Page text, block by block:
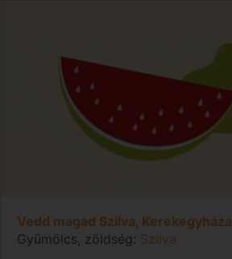
Vedd magad Szilva, Kerekegyháza
Gyümölcs, zöldség: Szilva